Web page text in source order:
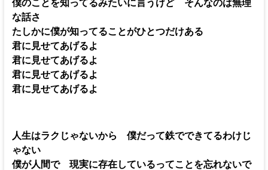
な話さ
たしかに僕が知ってることがひとつだけある
君に見せてあげるよ
君に見せてあげるよ
君に見せてあげるよ
君に見せてあげるよ
人生はラクじゃないから 僕だって鉄でできてるわけじ
ゃない
僕が人間で 現実に存在しているってことを忘れないで